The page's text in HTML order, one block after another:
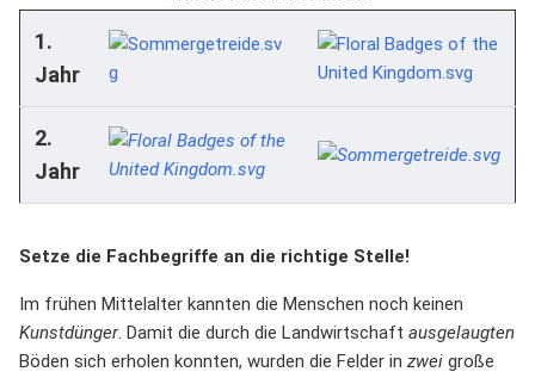
1.
Jahr
2.
Jahr
Setze die Fachbegriffe an die richtige Stelle!
Im frühen Mittelalter kannten die Menschen noch keinen
Kunstdünger. Damit die durch die Landwirtschaft ausgelaugten
Böden sich erholen konnten, wurden die Felder in zwei große